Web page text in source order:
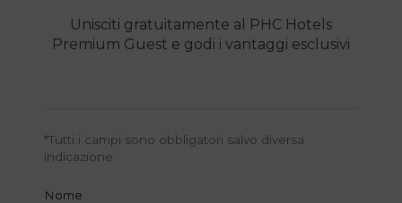
Unisciti gratuitamente al PHC Hotels
Premium Guest e godi i vantaggi esclusivi
*Tutti i campi sono obbligatori salvo diversa
indicazione
Nome